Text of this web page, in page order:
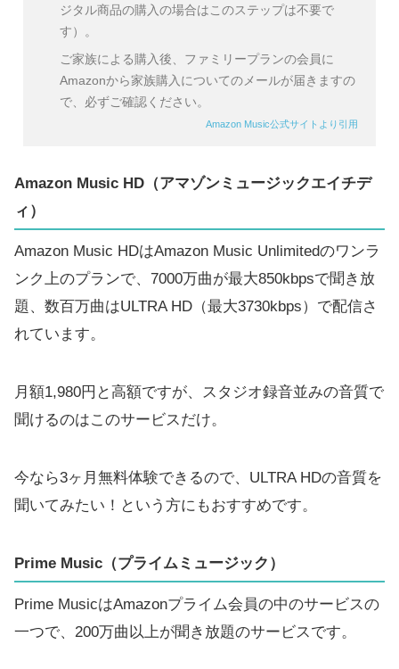
ジタル商品の購入の場合はこのステップは不要で
す）。
ご家族による購入後、ファミリープランの会員に
Amazonから家族購入についてのメールが届きますの
で、必ずご確認ください。
Amazon Music公式サイトより引用
Amazon Music HD（アマゾンミュージックエイチデ
ィ）
Amazon Music HDはAmazon Music Unlimitedのワンラ
ンク上のプランで、7000万曲が最大850kbpsで聞き放
題、数百万曲はULTRA HD（最大3730kbps）で配信さ
れています。
月額1,980円と高額ですが、スタジオ録音並みの音質で
聞けるのはこのサービスだけ。
今なら3ヶ月無料体験できるので、ULTRA HDの音質を
聞いてみたい！という方にもおすすめです。
Prime Music（プライムミュージック）
Prime MusicはAmazonプライム会員の中のサービスの
一つで、200万曲以上が聞き放題のサービスです。